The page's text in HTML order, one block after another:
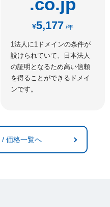
¥5,177 /年
1法人に1ドメインの条件が
設けられていて、日本法人
の証明となるため高い信頼
を得ることができるドメイ
ンです。
価格一覧へ